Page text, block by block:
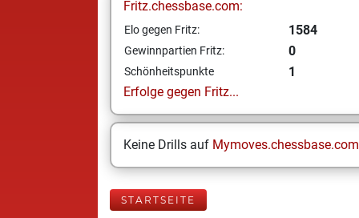
Fritz.chessbase.com:
Elo gegen Fritz: 1584
Gewinnpartien Fritz: 0
Schönheitspunkte
1
Erfolge gegen Fritz...
Keine Drills auf Mymoves.chessbase.com
STARTSEITE